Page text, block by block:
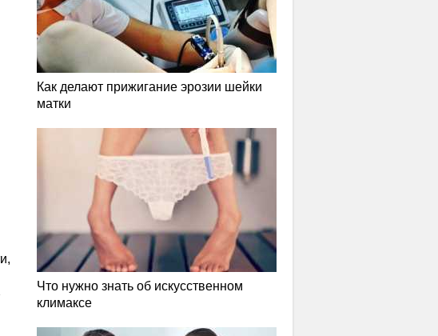
Как делают прижигание эрозии шейки
матки
Что нужно знать об искусственном
климаксе